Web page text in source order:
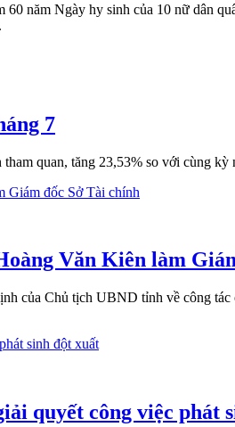
năm Ngày hy sinh của 10 nữ dân
7
quan, tăng 23,53% so với cùng
Văn Kiên làm
của Chủ tịch UBND tỉnh về công
quyết công việc phát